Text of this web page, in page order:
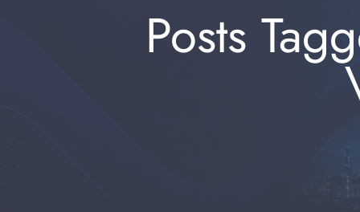
Posts